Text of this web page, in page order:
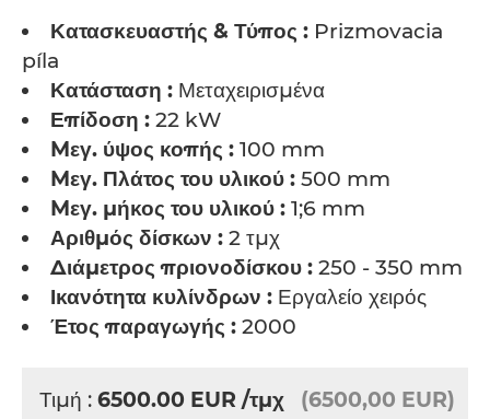
Κατασκευαστής & Τύπος : Prizmovacia
píla
Κατάσταση : Μεταχειρισμένα
Επίδοση : 22 kW
Mεγ. ύψος κοπής : 100 mm
Mεγ. Πλάτος του υλικού : 500 mm
Mεγ. μήκος του υλικού : 1;6 mm
Αριθμός δίσκων : 2 τμχ
Διάμετρος πριονοδίσκου : 250 - 350 mm
Ικανότητα κυλίνδρων : Εργαλείο χειρός
Έτος παραγωγής : 2000
Τιμή : 6500.00 EUR /τμχ (6500,00 EUR)